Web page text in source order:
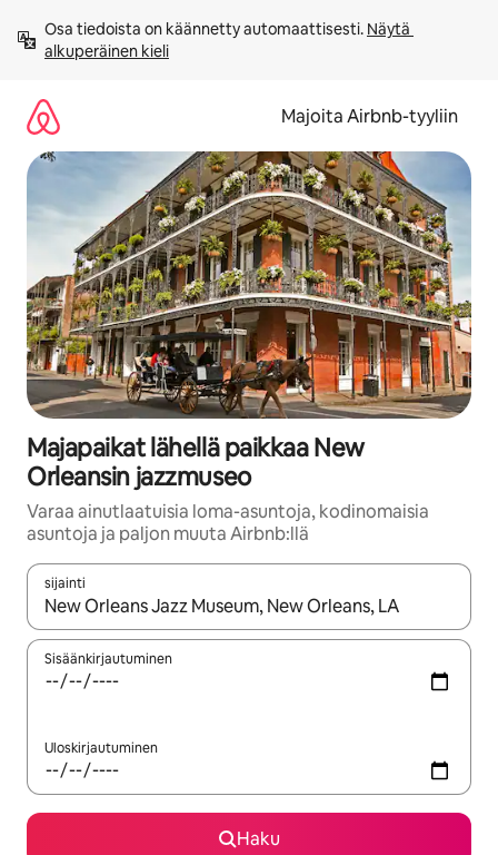
sisältö
väliin
Osa tiedoista on käännetty automaattisesti. Näytä
alkuperäinen kieli
Majoita Airbnb-tyyliin
Majapaikat lähellä paikkaa New
Orleansin jazzmuseo
Varaa ainutlaatuisia loma-asuntoja, kodinomaisia
asuntoja ja paljon muuta Airbnb:llä
sijainti
Kun tulokset ovat saatavilla, navigoi ylös- ja alas-
Sisäänkirjautuminen
Uloskirjautuminen
Haku